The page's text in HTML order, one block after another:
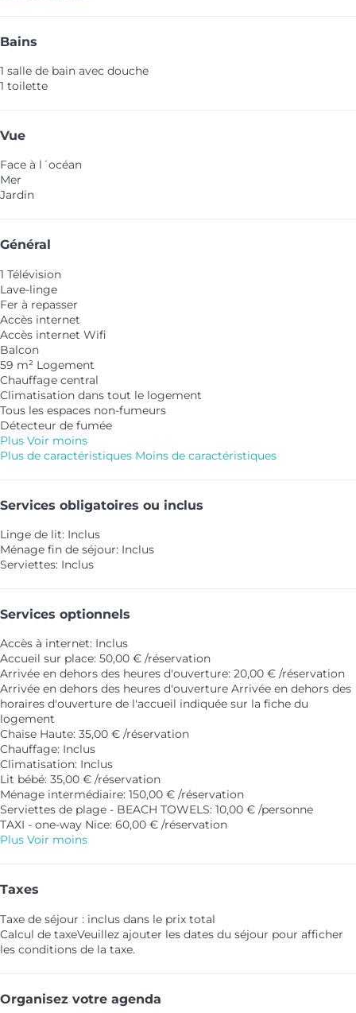
Bains
1 salle de bain avec douche
1 toilette
Vue
Face à l´océan
Mer
Jardin
Général
1 Télévision
Lave-linge
Fer à repasser
Accès internet
Accès internet Wifi
Balcon
59 m² Logement
Chauffage central
Climatisation dans tout le logement
Tous les espaces non-fumeurs
Détecteur de fumée
Plus Voir moins
Plus de caractéristiques Moins de caractéristiques
Services obligatoires ou inclus
Linge de lit: Inclus
Ménage fin de séjour: Inclus
Serviettes: Inclus
Services optionnels
Accès à internet: Inclus
Accueil sur place: 50,00 € /réservation
Arrivée en dehors des heures d'ouverture: 20,00 € /réservation
Arrivée en dehors des heures d'ouverture Arrivée en dehors des
horaires d'ouverture de l'accueil indiquée sur la fiche du
logement
Chaise Haute: 35,00 € /réservation
Chauffage: Inclus
Climatisation: Inclus
Lit bébé: 35,00 € /réservation
Ménage intermédiaire: 150,00 € /réservation
Serviettes de plage - BEACH TOWELS: 10,00 € /personne
TAXI - one-way Nice: 60,00 € /réservation
Plus Voir moins
Taxes
Taxe de séjour : inclus dans le prix total
Calcul de taxeVeuillez ajouter les dates du séjour pour afficher
les conditions de la taxe.
Organisez votre agenda